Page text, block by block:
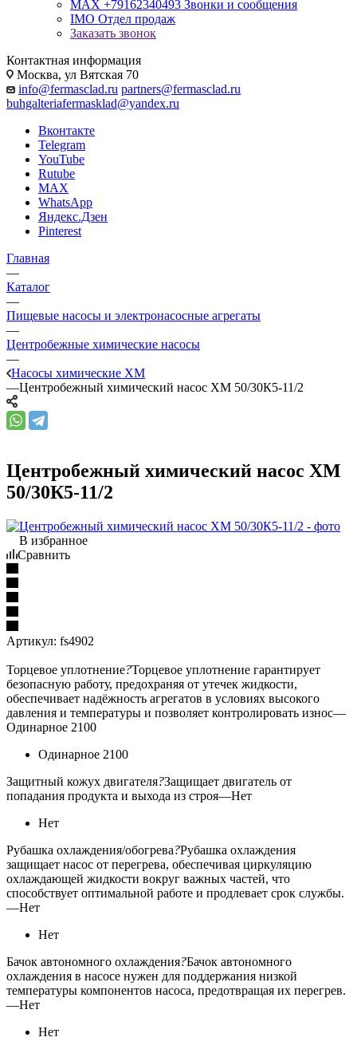
MAX +79162340493 Звонки и сообщения
IMO Отдел продаж
Заказать звонок
Контактная информация
Москва, ул Вятская 70
info@fermasclad.ru partners@fermasclad.ru
buhgalteriafermasklad@yandex.ru
Вконтакте
Telegram
YouTube
Rutube
MAX
WhatsApp
Яндекс.Дзен
Pinterest
Главная
—
Каталог
—
Пищевые насосы и электронасосные агрегаты
—
Центробежные химические насосы
—
Насосы химические ХМ
—Центробежный химический насос ХМ 50/30К5-11/2
Центробежный химический насос ХМ
50/30К5-11/2
В избранное
Сравнить
Артикул: fs4902
Торцевое уплотнение?Торцевое уплотнение гарантирует
безопасную работу, предохраняя от утечек жидкости,
обеспечивает надёжность агрегатов в условиях высокого
давления и температуры и позволяет контролировать износ—
Одинарное 2100
Одинарное 2100
Защитный кожух двигателя?Защищает двигатель от
попадания продукта и выхода из строя—Нет
Нет
Рубашка охлаждения/обогрева?Рубашка охлаждения
защищает насос от перегрева, обеспечивая циркуляцию
охлаждающей жидкости вокруг важных частей, что
способствует оптимальной работе и продлевает срок службы.
—Нет
Нет
Бачок автономного охлаждения?Бачок автономного
охлаждения в насосе нужен для поддержания низкой
температуры компонентов насоса, предотвращая их перегрев.
—Нет
Нет